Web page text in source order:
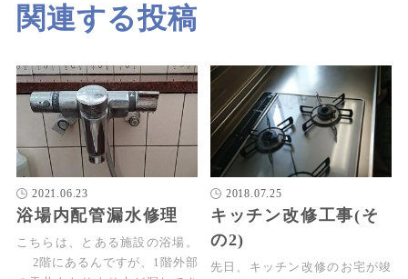
関連する投稿
2021.06.23
浴場内配管漏水修理
こちらは、とある施設の浴場。
2階にあるんですが、1階外部
2018.07.25
キッチン改修工事(そ
の2)
先日、キッチン改修のお宅が竣